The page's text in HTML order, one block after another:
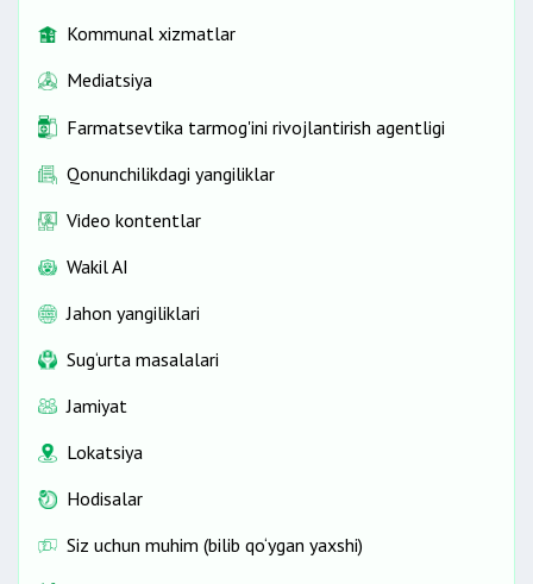
Kommunal xizmatlar
Mediatsiya
Farmatsevtika tarmog'ini rivojlantirish agentligi
Qonunchilikdagi yangiliklar
Video kontentlar
Wakil AI
Jahon yangiliklari
Sug‘urta masalalari
Jamiyat
Lokatsiya
Hodisalar
Siz uchun muhim (bilib qo‘ygan yaxshi)